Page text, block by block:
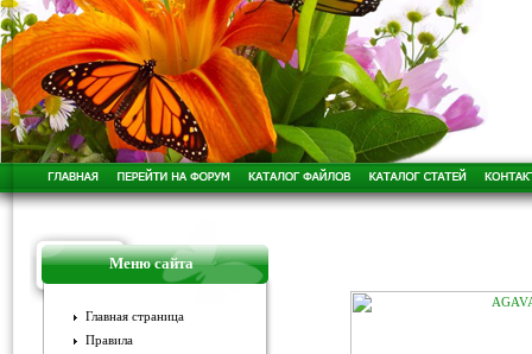
Меню сайта
Главная страница
Правила